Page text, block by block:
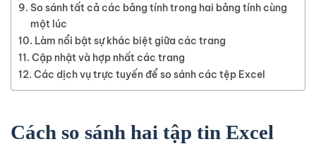
So sánh tất cả các bảng tính trong hai bảng tính cùng
một lúc
Làm nổi bật sự khác biệt giữa các trang
Cập nhật và hợp nhất các trang
Các dịch vụ trực tuyến để so sánh các tệp Excel
Cách so sánh hai tập tin Excel